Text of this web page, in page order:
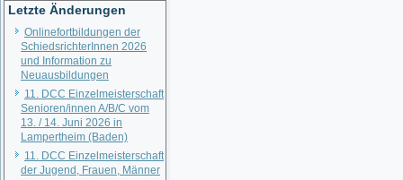
Letzte Änderungen
Onlinefortbildungen der
SchiedsrichterInnen 2026
und Information zu
Neuausbildungen
11. DCC Einzelmeisterschaft
Senioren/innen A/B/C vom
13. / 14. Juni 2026 in
Lampertheim (Baden)
11. DCC Einzelmeisterschaft
der Jugend, Frauen, Männer